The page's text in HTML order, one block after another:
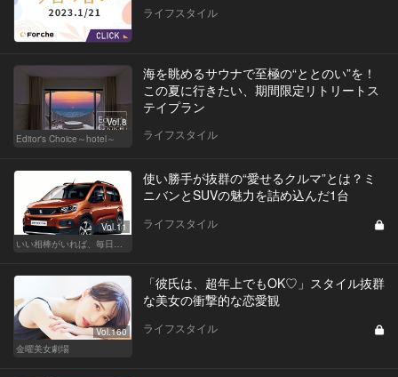
ライフスタイル
Vol.8
Editor's Choice～hotel～
海を眺めるサウナで至極の“ととのい”を！
この夏に行きたい、期間限定リトリートス
テイプラン
ライフスタイル
Vol.11
使い勝手が抜群の“愛せるクルマ”とは？ミ
ニバンとSUVの魅力を詰め込んだ1台
ライフスタイル
Vol.160
金曜美女劇場
「彼氏は、超年上でもOK♡」スタイル抜群
な美女の衝撃的な恋愛観
ライフスタイル